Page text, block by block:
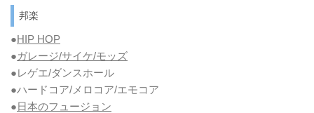
邦楽
●HIP HOP
●ガレージ/サイケ/モッズ
●レゲエ/ダンスホール
●ハードコア/メロコア/エモコア
●日本のフュージョン